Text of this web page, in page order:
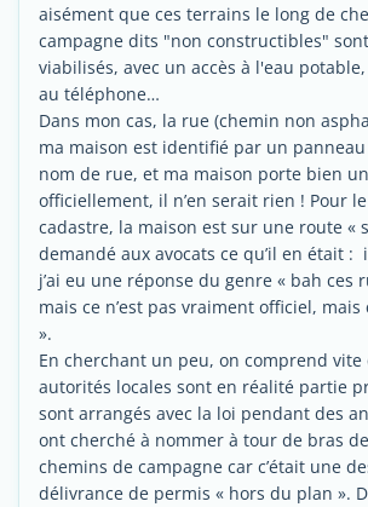
aisément que ces terrains le long de
campagne dits "non constructibles"
viabilisés, avec un accès à l'eau
au téléphone…
Dans mon cas, la rue (chemin non
ma maison est identifié par un
nom de rue, et ma maison porte bien
officiellement, il n’en serait rien ! Pour
cadastre, la maison est sur une route «
demandé aux avocats ce qu’il en était :
j’ai eu une réponse du genre « bah ces
mais ce n’est pas vraiment officiel, mais
».
En cherchant un peu, on comprend vite
autorités locales sont en réalité partie
sont arrangés avec la loi pendant des
ont cherché à nommer à tour de bras
chemins de campagne car c’était une
délivrance de permis « hors du plan ».